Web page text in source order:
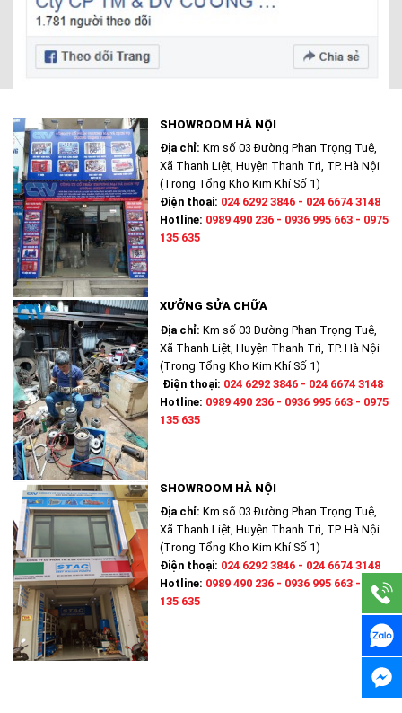
SHOWROOM HÀ NỘI
Địa chỉ: Km số 03 Đường Phan Trọng Tuệ,
Xã Thanh Liệt, Huyện Thanh Trì, TP. Hà Nội
(Trong Tổng Kho Kim Khí Số 1)
Điện thoại: 024 6292 3846 - 024 6674 3148
Hotline: 0989 490 236 - 0936 995 663 - 0975
135 635
XƯỞNG SỬA CHỮA
Địa chỉ: Km số 03 Đường Phan Trọng Tuệ,
Xã Thanh Liệt, Huyện Thanh Trì, TP. Hà Nội
(Trong Tổng Kho Kim Khí Số 1)
Điện thoại: 024 6292 3846 - 024 6674 3148
Hotline: 0989 490 236 - 0936 995 663 - 0975
135 635
SHOWROOM HÀ NỘI
Địa chỉ: Km số 03 Đường Phan Trọng Tuệ,
Xã Thanh Liệt, Huyện Thanh Trì, TP. Hà Nội
(Trong Tổng Kho Kim Khí Số 1)
Điện thoại: 024 6292 3846 - 024 6674 3148
Hotline: 0989 490 236 - 0936 995 663 - 0975
135 635